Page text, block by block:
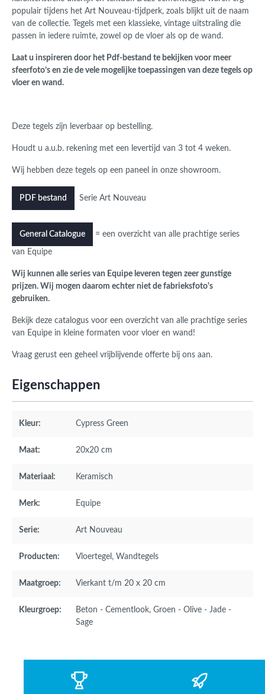
populair tijdens het Art Nouveau-tijdperk, zoals blijkt uit de naam
van de collectie. Tegels met een klassieke, vintage uitstraling die
passen in iedere ruimte, zowel op de vloer als op de wand.
Laat u inspireren door het Pdf-bestand te bekijken voor meer
sfeerfoto’s en zie de vele mogelijke toepassingen van deze tegels op
vloer en wand.
Deze tegels zijn leverbaar op bestelling.
Houdt u a.u.b. rekening met een levertijd van 3 tot 4 weken.
Wij hebben deze tegels op een paneel in onze showroom.
PDF bestand Serie Art Nouveau
General Catalogue = een overzicht van alle prachtige series
van Equipe
Wij kunnen alle series van Equipe leveren tegen zeer gunstige
prijzen. Wij mogen daarom echter niet de fabrieksfoto's
gebruiken.
Bekijk deze catalogus voor een overzicht van alle prachtige series
van Equipe in kleine formaten voor vloer en wand!
Vraag gerust een geheel vrijblijvende offerte bij ons aan.
Eigenschappen
Kleur: Cypress Green
Maat: 20x20 cm
Materiaal: Keramisch
Merk: Equipe
Serie: Art Nouveau
Producten: Vloertegel , Wandtegels
Maatgroep: Vierkant t/m 20 x 20 cm
Kleurgroep: Beton - Cementlook, Groen - Olive - Jade -
Sage